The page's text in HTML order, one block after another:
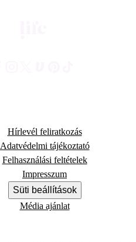
Hírlevél feliratkozás
Adatvédelmi tájékoztató
Felhasználási feltételek
Impresszum
Süti beállítások
Média ajánlat